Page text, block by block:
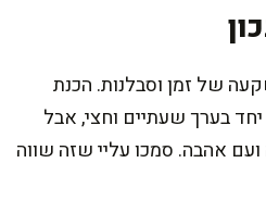
של זמן וסבלנות. הכנת
בערך שעתיים וחצי, אבל
אהבה. סמכו עליי שזה שווה